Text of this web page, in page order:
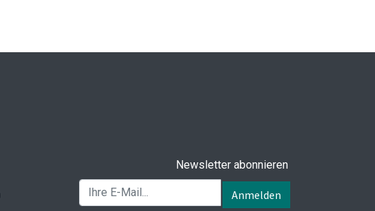
Newsletter abonnieren
Anmelden